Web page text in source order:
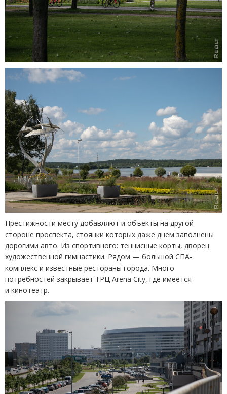
Престижности месту добавляют и объекты на другой
стороне проспекта, стоянки которых даже днем заполнены
дорогими авто. Из спортивного: теннисные корты, дворец
художественной гимнастики. Рядом — большой СПА-
комплекс и известные рестораны города. Много
потребностей закрывает ТРЦ Arena Сitу, где имеется
и кинотеатр.